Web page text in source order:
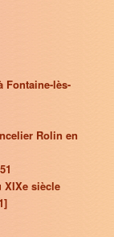
Fontaine-lès-
Rolin en
XIXe siècle